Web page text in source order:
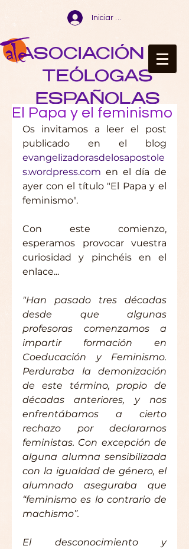
Iniciar sesión
ASOCIACIÓN DE
TEÓLOGAS
ESPAÑOLAS
El Papa y el feminismo
Os invitamos a leer el post
evangelizadorasdelosapostole
s.wordpress.com en el día de
ayer con el título "El Papa y el
feminismo".
Con este comienzo,
esperamos provocar vuestra
curiosidad y pinchéis en el
enlace...
"Han pasado tres décadas
desde que algunas
profesoras comenzamos a
impartir formación en
Coeducación y Feminismo.
Perduraba la demonización
de este término, propio de
décadas anteriores, y nos
enfrentábamos a cierto
rechazo por declararnos
feministas. Con excepción de
alguna alumna sensibilizada
con la igualdad de género, el
alumnado aseguraba que
“feminismo es lo contrario de
machismo”.
El desconocimiento y